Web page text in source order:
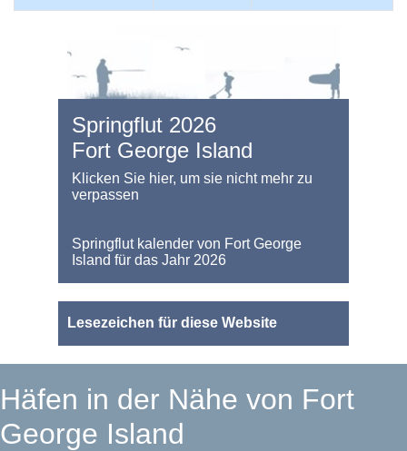
Springflut 2026
Fort George Island
Klicken Sie hier, um sie nicht mehr zu
verpassen
Springflut kalender von Fort George
Island für das Jahr 2026
Lesezeichen für diese Website
Häfen in der Nähe von Fort
George Island